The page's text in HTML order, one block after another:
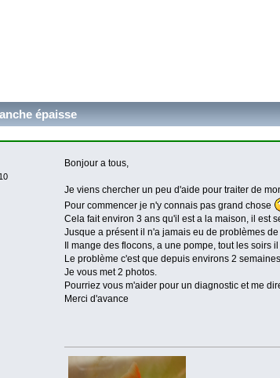
épaisse
Bonjour a tous,
Je viens chercher un peu d'aide pour traiter de
Pour commencer je n'y connais pas grand chose
Cela fait environ 3 ans qu'il est a la maison, il est
Jusque a présent il n'a jamais eu de problèmes
Il mange des flocons, a une pompe, tout les soirs
Le problème c'est que depuis environs 2
Je vous met 2 photos.
Pourriez vous m'aider pour un diagnostic et me
Merci d'avance